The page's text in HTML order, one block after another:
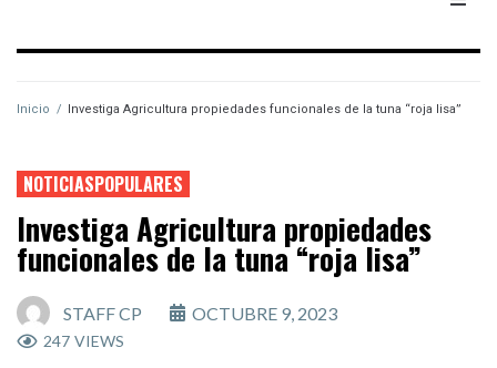
Inicio / Investiga Agricultura propiedades funcionales de la tuna “roja lisa”
NOTICIASPOPULARES
Investiga Agricultura propiedades
funcionales de la tuna “roja lisa”
STAFF CP OCTUBRE 9, 2023
247 VIEWS